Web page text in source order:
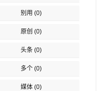
别用 (0)
原创 (0)
头条(0)
多个(0)
媒体(0)